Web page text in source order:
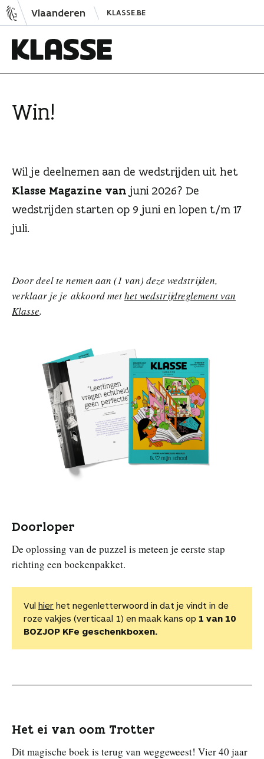
N
a
Vlaanderen KLASSE.BE
s
Win!
Wil je deelnemen aan de wedstrijden uit het
Klasse Magazine van juni 2026? De
wedstrijden starten op 9 juni en lopen t/m 17
juli.
Door deel te nemen aan (1 van) deze wedstrijden,
verklaar je je akkoord methet wedstrijdreglement van
Klasse.
Doorloper
De oplossing van de puzzel is meteen je eerste stap
richting een boekenpakket.
Vul hier het negenletterwoord in dat je vindt in de
roze vakjes (verticaal 1) en maak kans op 1 van 10
BOZJOP KFe geschenkboxen.
Het ei van oom Trotter
Dit magische boek is terug van weggeweest! Vier 40 jaar